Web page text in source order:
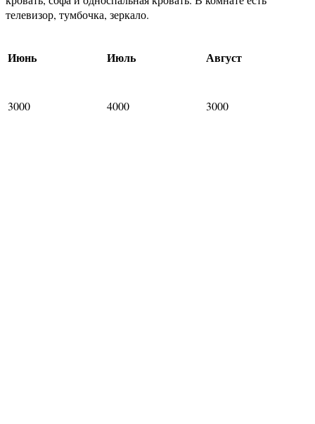
телевизор, тумбочка, зеркало.
Июнь Июль Август
3000 4000 3000